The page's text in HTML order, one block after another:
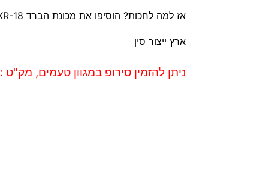
אז למה לחכות? הוסיפו את מכונת הברד HXR-18 למטבח שלכם והתחילו ליהנות מברד טעים בלחיצת כפתור!
ארץ ייצור סין
ניתן להזמין סירופ במגוון טעמים, מק"ט : 129778